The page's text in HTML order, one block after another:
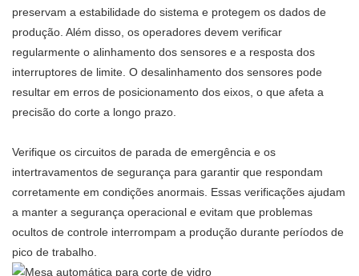
preservam a estabilidade do sistema e protegem os dados de
produção. Além disso, os operadores devem verificar
regularmente o alinhamento dos sensores e a resposta dos
interruptores de limite. O desalinhamento dos sensores pode
resultar em erros de posicionamento dos eixos, o que afeta a
precisão do corte a longo prazo.
Verifique os circuitos de parada de emergência e os
intertravamentos de segurança para garantir que respondam
corretamente em condições anormais. Essas verificações ajudam
a manter a segurança operacional e evitam que problemas
ocultos de controle interrompam a produção durante períodos de
pico de trabalho.